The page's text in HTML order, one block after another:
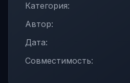
Категория:
Автор:
Дата:
Совместимость: